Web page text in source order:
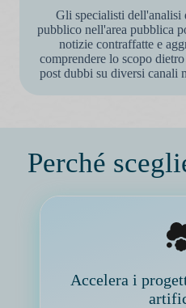
Gli specialisti dell'analisi
pubblico nell'area pubblica
notizie contraffatte e
comprendere lo scopo
post dubbi su diversi canali
Perché
Accelera i